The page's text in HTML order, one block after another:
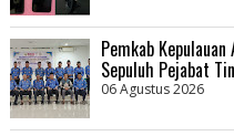
Pemkab
Sepuluh Pejabat
06 Agustus 2026